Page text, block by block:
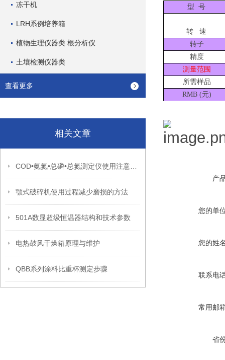
冻干机
LRH系例培养箱
植物生理仪器类 根分析仪
土壤检测仪器类
查看更多
相关文章
颚式破碎机使用过程减少磨损的方法
501A数显超级恒温器结构和技术参数
电热鼓风干燥箱原理与维护
QBB系列涂料比重杯测定步骤
型 号
转
速
转子
精度
测量范围
所需样品
RMB (元)
产
您的单
您的姓
联系电
常用邮
省